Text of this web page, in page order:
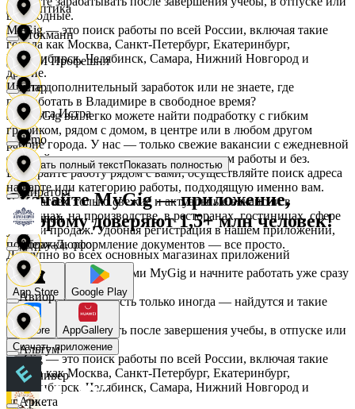
Асептика
АСМ Профешнл
Белуга Истра
Вайнер
Ваншоп
Ворксистем
Гелиус
Гулливер
Стокманн
Cпар
demo
Мираторг
Абрау-Дюрсо
Авиор
Альтум
Аркета
в выходные.
MyGig — это поиск работы по всей России, включая такие
города как Москва, Санкт-Петербург, Екатеринбург,
Новосибирск, Челябинск, Самара, Нижний Новгород и
другие.
Ищете дополнительный заработок или не знаете, где
подработать в Владимире в свободное время?
На MyGig вы легко можете найти подработку с гибким
графиком, рядом с домом, в центре или в любом другом
районе города. У нас — только свежие вакансии с ежедневной
оплатой для мужчин и женщин, с опытом работы и без.
Выбирайте работу рядом с вами, осуществляйте поиск адреса
на карте или категорию работы, подходящую именно вам.
Предлагаем только свежие и актуальные вакансии в
магазинах, на производстве, в ресторанах, гостиницах, сфере
услуг и продаж. Удобная регистрация в нашем приложении,
поддержка, оформление документов — все просто.
Воспользуйтесь услугами MyGig и начните работать уже сразу
после отклика.
А если нужна занятость только иногда — найдутся и такие
предложения.
Начните зарабатывать после завершения учебы, в отпуске или
в выходные.
MyGig — это поиск работы по всей России, включая такие
города как Москва, Санкт-Петербург, Екатеринбург,
Новосибирск, Челябинск, Самара, Нижний Новгород и
другие.
Показать полный текстПоказать полностью
Скачайте MyGig — приложение,
которому доверяют 1,5+ млн человек!
Доступно во всех основных магазинах приложений
App Store Google Play
RuStore
AppGallery
Скачать приложение